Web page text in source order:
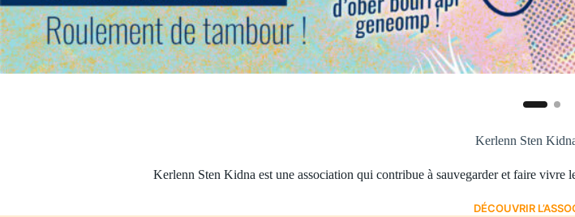
Kerlenn Sten
Kerlenn Sten Kidna est une association qui contribue à sauvegarder et faire
DÉCOUVRIR